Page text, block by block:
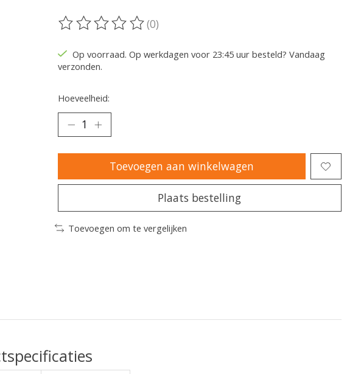
De beoordeling van dit product is
(0)
Op voorraad. Op werkdagen voor 23:45 uur besteld? Vandaag
verzonden.
Hoeveelheid:
Toevoegen aan winkelwagen
Plaats bestelling
Toevoegen om te vergelijken